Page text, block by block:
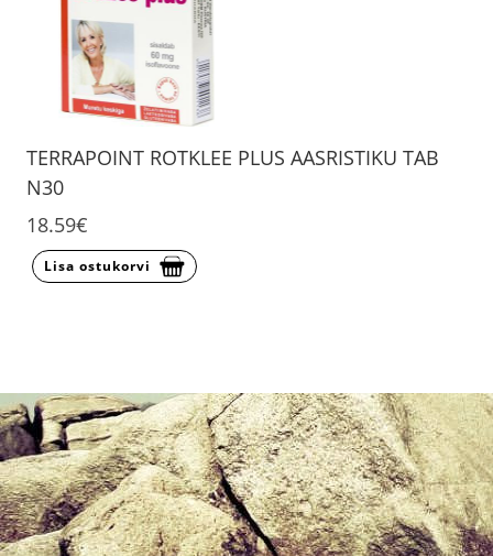
TERRAPOINT ROTKLEE PLUS AASRISTIKU TAB
N30
18.59€
Lisa ostukorvi